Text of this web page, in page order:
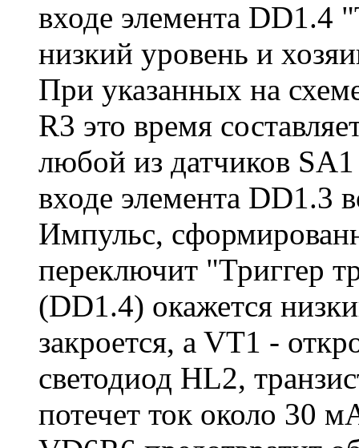
входе элемента DD1.4
низкий уровень и
При указанных на
R3 это время
любой из датчиков
входе элемента DD1.3
Импульс,
переключит "Триггер
(DD1.4) окажется
закроется, a VT1 -
светодиод HL2,
потечет ток около 30